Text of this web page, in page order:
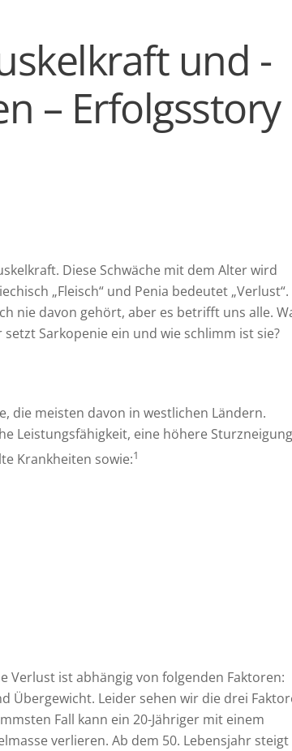
und -
– Erfolgsstory
Diese Schwäche mit dem Alter wird
„Fleisch“ und Penia bedeutet „Verlust“.
nie davon gehört, aber es betrifft uns alle.
Sarkopenie ein und wie schlimm ist sie?
die meisten davon in westlichen Ländern.
Leistungsfähigkeit, eine höhere Sturzneigung
Krankheiten sowie:1
Verlust ist abhängig von folgenden Faktoren:
Übergewicht. Leider sehen wir die drei
Fall kann ein 20-Jähriger mit einem
verlieren. Ab dem 50. Lebensjahr steigt